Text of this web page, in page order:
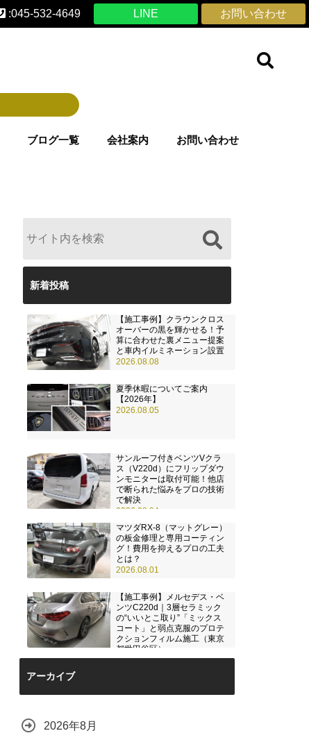
お問い合わせ
LINE
:045-532-4649
ブログ一覧 会社案内 お問い合わせ
新着投稿
【施工事例】クラウンクロス
オーバーの黒を輝かせる！予
算に合わせた裏メニュー提案
と車内イルミネーション設置
2026.08.08
夏季休暇についてご案内
【2026年】
2026.08.05
サンルーフ付きベンツVクラ
ス（V220d）にフリップダウ
ンモニターは取付可能！他店
で断られた悩みをプロの技術
で解決
2026.08.04
マツダRX-8（マットグレー）
の板金修理と専用コーティン
グ！費用を抑えるプロの工夫
とは？
2026.08.01
【施工事例】メルセデス・ベ
ンツC220d｜3層セラミック
の“いいとこ取り”「ミックス
コート」と弱点克服のプロテ
クションフィルム施工（東京
都世田谷区）
2026.07.28
アーカイブ
2026年8月